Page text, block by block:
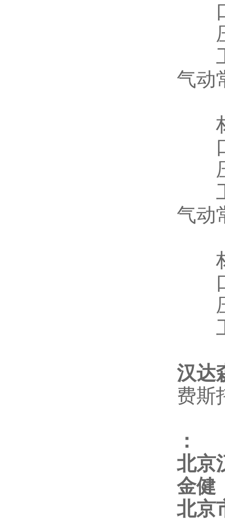
口
压
工
气动
材
口
压
工
气动
材
口
压
工
汉达
费斯
：
北京
金健
北京